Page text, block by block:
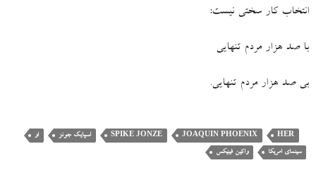
انتخاب کار سختی نیست:
با صد هزار مردم تنهایی
بی صد هزار مردم تنهایی.
HER
JOAQUIN PHOENIX
SPIKE JONZE اسپایک جونز او
سینمای امریکا واکین فینیکس